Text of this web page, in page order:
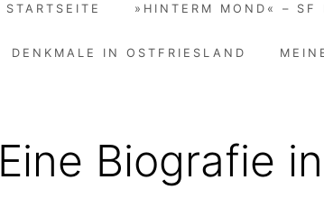
STARTSEITE »HINTERM MOND« – SF
DENKMALE IN OSTFRIESLAND
Eine Biografie